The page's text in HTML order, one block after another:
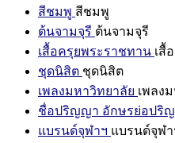
สีชมพู สีชมพู
ต้นจามจุรี ต้นจามจุรี
เสื้อครุยพระราชทาน เสื้
ชุดนิสิต ชุดนิสิต
เพลงมหาวิทยาลัย เพลง
ชื่อปริญญา อักษรย่อปริ
แบรนด์จุฬาฯ แบรนด์จุฬา